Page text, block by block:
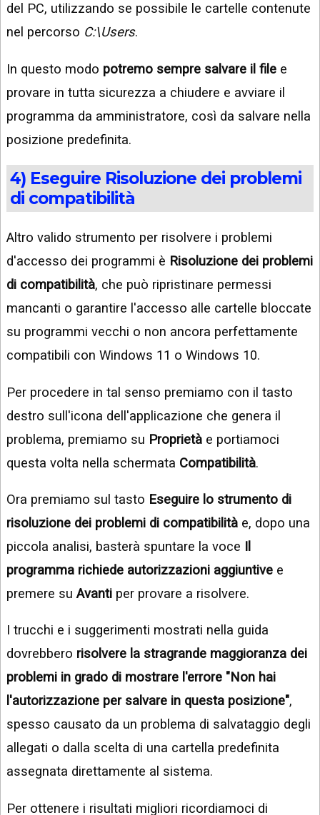
del PC, utilizzando se possibile le cartelle contenute
nel percorso C:\Users.
In questo modo potremo sempre salvare il file e
provare in tutta sicurezza a chiudere e avviare il
programma da amministratore, così da salvare nella
posizione predefinita.
4) Eseguire Risoluzione dei problemi
di compatibilità
Altro valido strumento per risolvere i problemi
d'accesso dei programmi è Risoluzione dei problemi
di compatibilità, che può ripristinare permessi
mancanti o garantire l'accesso alle cartelle bloccate
su programmi vecchi o non ancora perfettamente
compatibili con Windows 11 o Windows 10.
Per procedere in tal senso premiamo con il tasto
destro sull'icona dell'applicazione che genera il
problema, premiamo su Proprietà e portiamoci
questa volta nella schermata Compatibilità.
Ora premiamo sul tasto Eseguire lo strumento di
risoluzione dei problemi di compatibilità e, dopo una
piccola analisi, basterà spuntare la voce Il
programma richiede autorizzazioni aggiuntive e
premere su Avanti per provare a risolvere.
I trucchi e i suggerimenti mostrati nella guida
dovrebbero risolvere la stragrande maggioranza dei
problemi in grado di mostrare l'errore "Non hai
l'autorizzazione per salvare in questa posizione",
spesso causato da un problema di salvataggio degli
allegati o dalla scelta di una cartella predefinita
assegnata direttamente al sistema.
Per ottenere i risultati migliori ricordiamoci di